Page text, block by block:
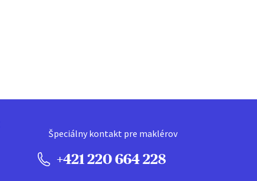
Špeciálny kontakt pre maklérov
+421 220 664 228